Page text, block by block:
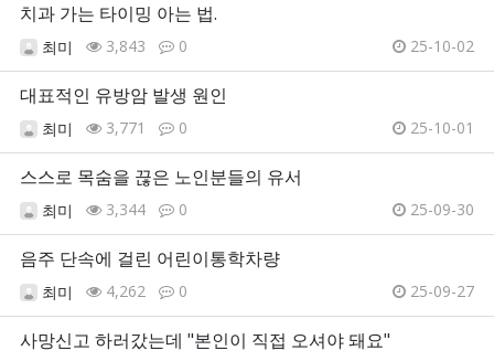
치과 가는 타이밍 아는 법.
최미 3,843 0 25-10-02
대표적인 유방암 발생 원인
최미 3,771 0 25-10-01
스스로 목숨을 끊은 노인분들의 유서
최미 3,344 0 25-09-30
음주 단속에 걸린 어린이통학차량
최미 4,262 0 25-09-27
사망신고 하러갔는데 "본인이 직접 오셔야 돼요"